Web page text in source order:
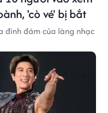
'cò vé' bị bắt
đình đám của làng nhạc